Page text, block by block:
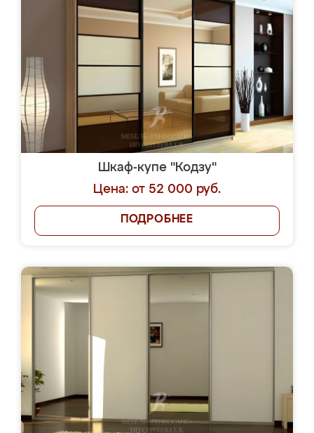
Шкаф-купе "Кодзу"
Цена: от 52 000 руб.
ПОДРОБНЕЕ